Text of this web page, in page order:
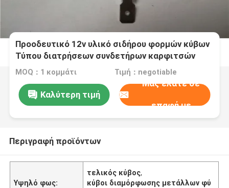
Προοδευτικό 12v υλικό σιδήρου φορμών κύβων
Τύπου διατρήσεων συνδετήρων καρφιτσών
δύναμης ακρίβειας
MOQ：1 κομμάτι Τιμή：negotiable
Καλύτερη τιμή
Μας ελάτε σε
επαφή με
Περιγραφή προϊόντων
Υψηλό φως:
τελικός κύβος,
κύβοι διαμόρφωσης μετάλλων φύ